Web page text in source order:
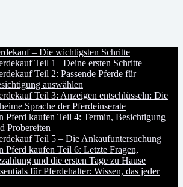
– Die wichtigsten Schritte
Teil 1– Deine ersten Schritte
Teil 2: Passende Pferde für
auswählen
Teil 3: Anzeigen entschlüsseln: Die
Sprache der Pferdeinserate
Pferd kaufen Teil 4: Termin, Besichtigung
Probereiten
Teil 5 – Die Ankaufuntersuchung
Pferd kaufen Teil 6: Letzte Fragen,
und die ersten Tage zu Hause
für Pferdehalter: Wissen, das jeder